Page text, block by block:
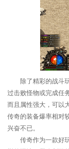
除了精彩的战斗
过击败怪物或完成任
而且属性强大，可以
传奇的装备爆率相对
兴奋不已。
传奇作为一款好